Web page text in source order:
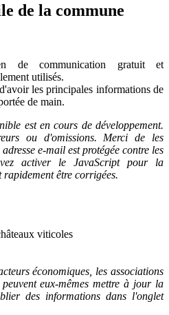
de la commune
de communication gratuit et
utilisés.
les principales informations de
de main.
est en cours de développement.
ou d'omissions. Merci de les
adresse e-mail est protégée contre les
activer le JavaScript pour la
rapidement être corrigées.
viticoles
économiques, les associations
eux-mêmes mettre à jour la
des informations dans l'onglet